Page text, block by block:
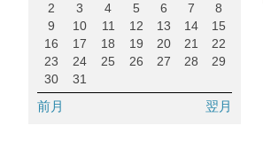
2
3 4 5 6 7
8
9
10 11 12 13 14
15
16
17 18 19 20 21
22
23
24 25 26 27 28
29
30
31
前月 翌月